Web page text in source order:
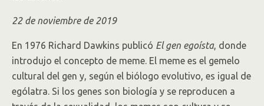
22 de noviembre de 2019
En 1976 Richard Dawkins publicó El gen egoísta, donde
introdujo el concepto de meme. El meme es el gemelo
cultural del gen y, según el biólogo evolutivo, es igual de
ególatra. Si los genes son biología y se reproducen a